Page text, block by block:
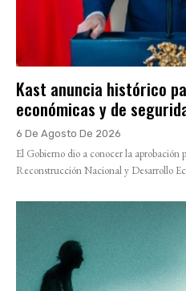
Kast anuncia histórico
económicas y de
6 De Agosto De 2026
El Gobierno dio a conocer la aprobación
Reconstrucción Nacional y Desarrollo